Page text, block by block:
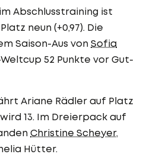
Abschlusstraining ist
neun (+0,97). Die
Saison-Aus von Sofia
52 Punkte vor Gut-
Ariane Rädler auf Platz
wird 13. Im Dreierpack auf
Christine Scheyer,
Hütter.